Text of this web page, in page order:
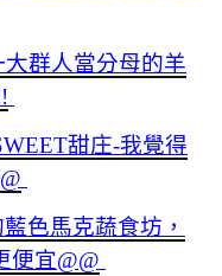
群人當分母的羊
甜庄-我覺得
色馬克蔬食坊，
便宜@@